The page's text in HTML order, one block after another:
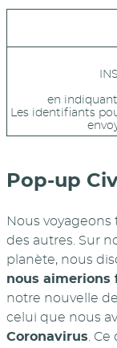
en
Les identifiants
Pop-up
Nous voyageons
des autres. Sur
planète, nous
nous aimerions
notre nouvelle
celui que nous
Coronavirus .